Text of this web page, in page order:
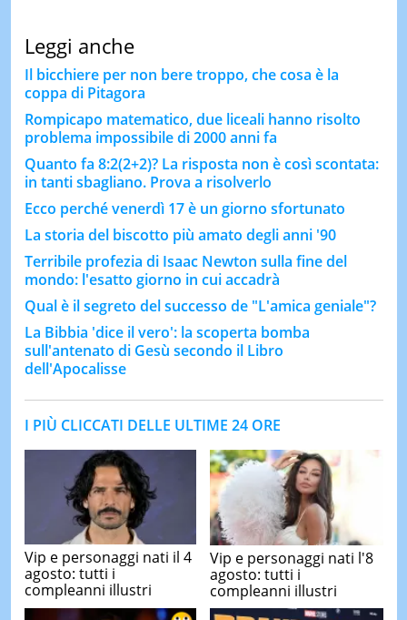
Leggi anche
Il bicchiere per non bere troppo, che cosa è la
coppa di Pitagora
Rompicapo matematico, due liceali hanno risolto
problema impossibile di 2000 anni fa
Quanto fa 8:2(2+2)? La risposta non è così scontata:
in tanti sbagliano. Prova a risolverlo
Ecco perché venerdì 17 è un giorno sfortunato
La storia del biscotto più amato degli anni '90
Terribile profezia di Isaac Newton sulla fine del
mondo: l'esatto giorno in cui accadrà
Qual è il segreto del successo de "L'amica geniale"?
La Bibbia 'dice il vero': la scoperta bomba
sull'antenato di Gesù secondo il Libro
dell'Apocalisse
I PIÙ CLICCATI DELLE ULTIME 24 ORE
Vip e personaggi nati il 4
agosto: tutti i
compleanni illustri
Vip e personaggi nati l'8
agosto: tutti i
compleanni illustri